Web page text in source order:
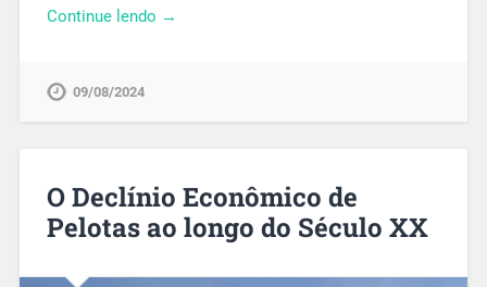
Continue lendo →
09/08/2024
O Declínio Econômico de
Pelotas ao longo do Século XX